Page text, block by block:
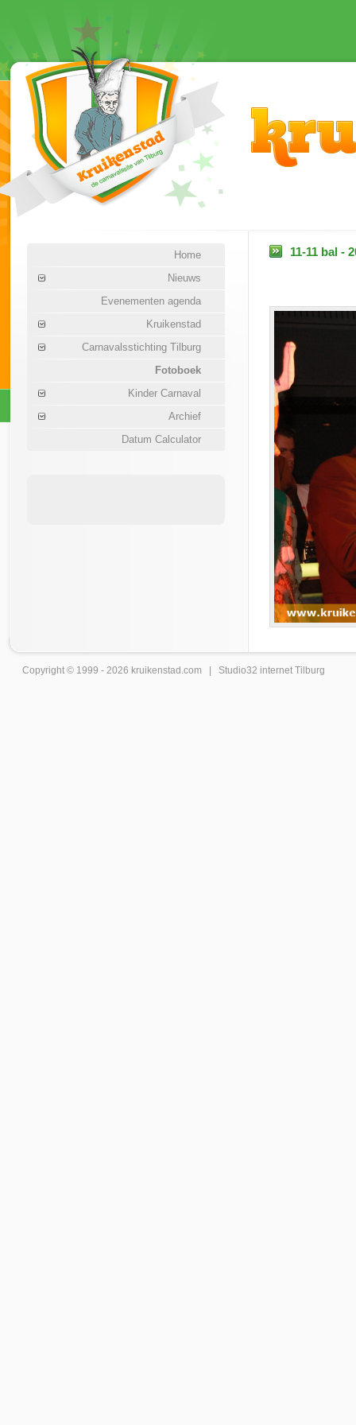
Home
Nieuws
Evenementen agenda
Kruikenstad
Carnavalsstichting Tilburg
Fotoboek
Kinder Carnaval
Archief
Datum Calculator
11-11 bal -
Copyright © 1999 - 2026 kruikenstad .com | Studio32 internet Tilburg